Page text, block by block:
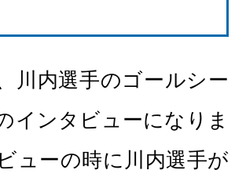
川内選手のゴールシー
インタビューになりま
ューの時に川内選手が